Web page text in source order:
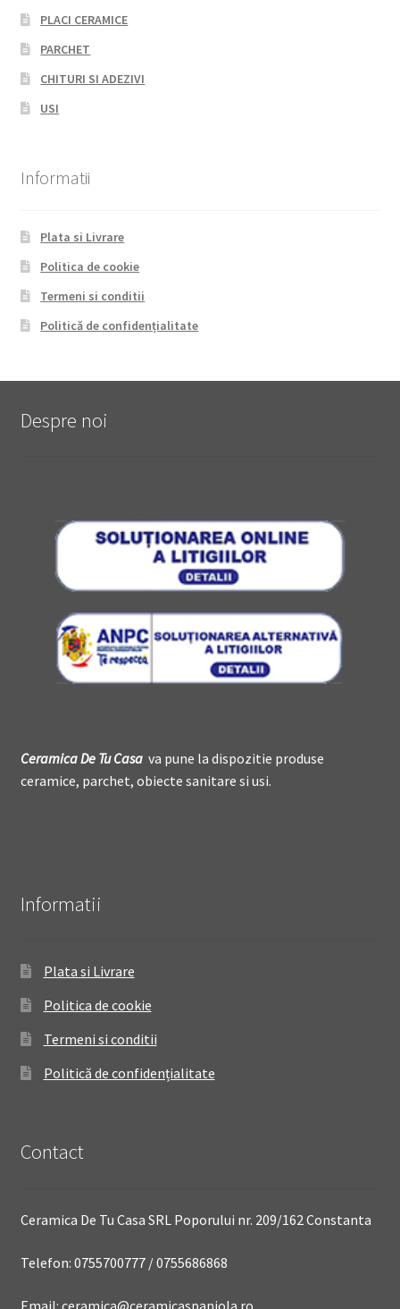
PLACI CERAMICE
PARCHET
CHITURI SI ADEZIVI
USI
Informatii
Plata si Livrare
Politica de cookie
Termeni si conditii
Politică de confidențialitate
Despre noi
Ceramica DeTu Casava pune la dispozitie produse
ceramice, parchet, obiecte sanitare si usi.
Informatii
Plata si Livrare
Politica de cookie
Termeni si conditii
Politică de confidențialitate
Contact
Ceramica De Tu Casa SRL Poporului nr. 209/162 Constanta
Telefon: 0755700777 / 0755686868
Email: ceramica@ceramicaspaniola.ro